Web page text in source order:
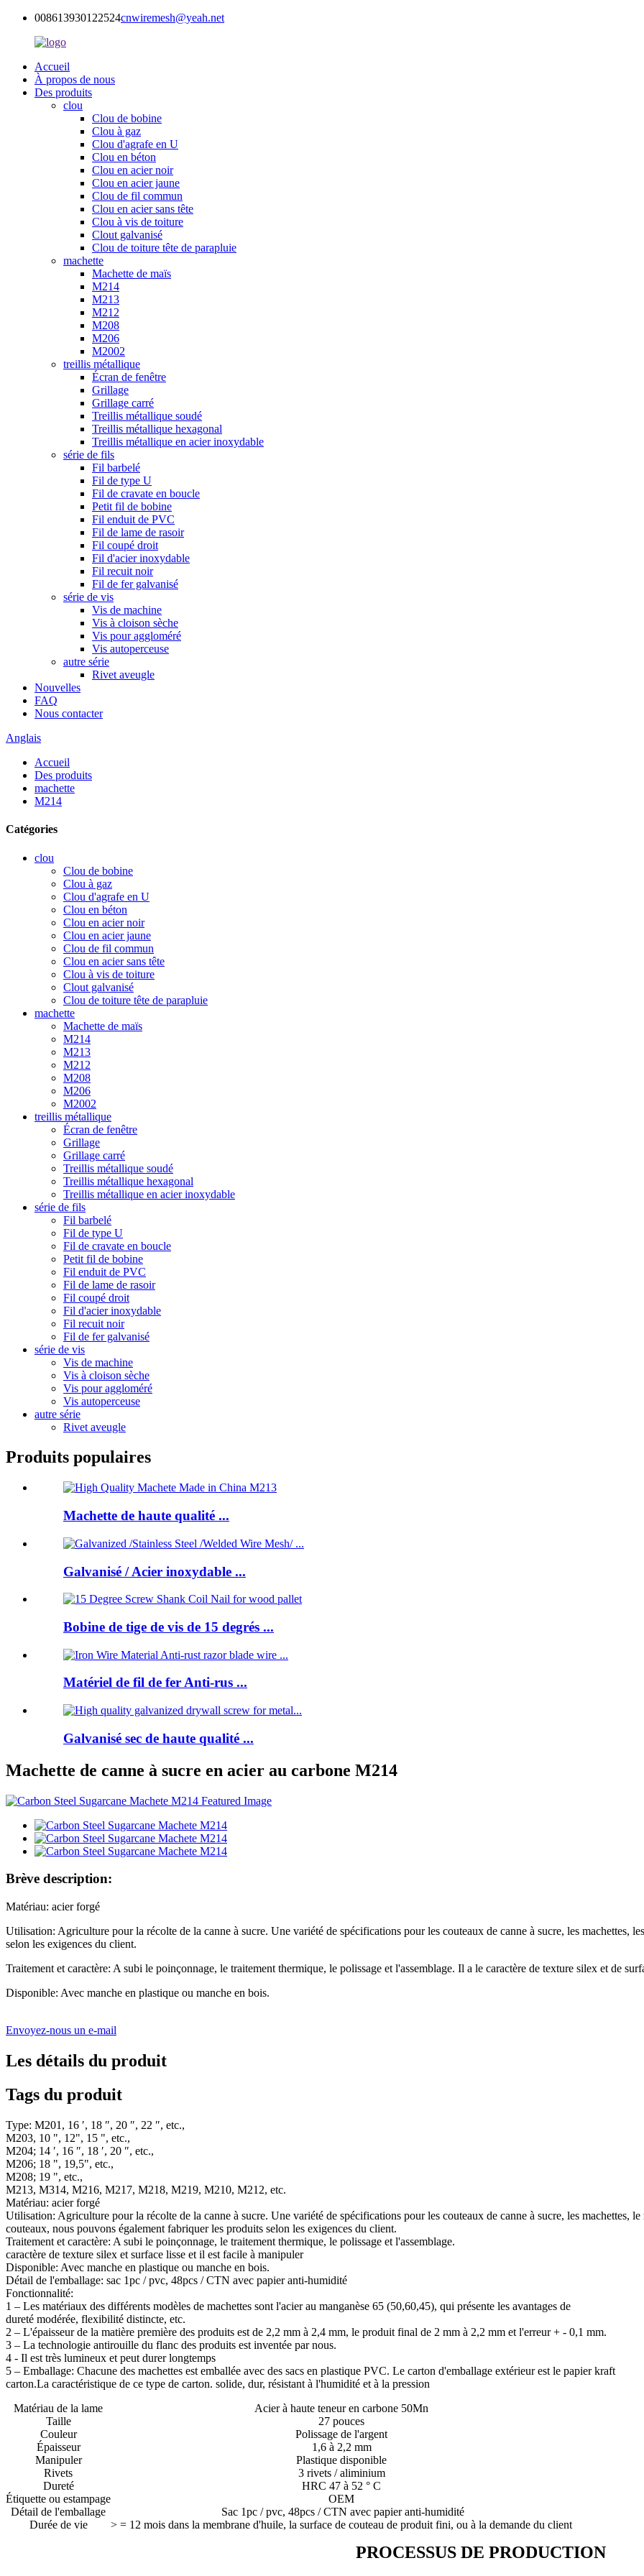
008613930122524cnwiremesh@yeah.net
Accueil
À propos de nous
Des produits
clou
Clou de bobine
Clou à gaz
Clou d'agrafe en U
Clou en béton
Clou en acier noir
Clou en acier jaune
Clou de fil commun
Clou en acier sans tête
Clou à vis de toiture
Clout galvanisé
Clou de toiture tête de parapluie
machette
Machette de maïs
M214
M213
M212
M208
M206
M2002
treillis métallique
Écran de fenêtre
Grillage
Grillage carré
Treillis métallique soudé
Treillis métallique hexagonal
Treillis métallique en acier inoxydable
série de fils
Fil barbelé
Fil de type U
Fil de cravate en boucle
Petit fil de bobine
Fil enduit de PVC
Fil de lame de rasoir
Fil coupé droit
Fil d'acier inoxydable
Fil recuit noir
Fil de fer galvanisé
série de vis
Vis de machine
Vis à cloison sèche
Vis pour aggloméré
Vis autoperceuse
autre série
Rivet aveugle
Nouvelles
FAQ
Nous contacter
Anglais
Accueil
Des produits
machette
M214
Catégories
clou
Clou de bobine
Clou à gaz
Clou d'agrafe en U
Clou en béton
Clou en acier noir
Clou en acier jaune
Clou de fil commun
Clou en acier sans tête
Clou à vis de toiture
Clout galvanisé
Clou de toiture tête de parapluie
machette
Machette de maïs
M214
M213
M212
M208
M206
M2002
treillis métallique
Écran de fenêtre
Grillage
Grillage carré
Treillis métallique soudé
Treillis métallique hexagonal
Treillis métallique en acier inoxydable
série de fils
Fil barbelé
Fil de type U
Fil de cravate en boucle
Petit fil de bobine
Fil enduit de PVC
Fil de lame de rasoir
Fil coupé droit
Fil d'acier inoxydable
Fil recuit noir
Fil de fer galvanisé
série de vis
Vis de machine
Vis à cloison sèche
Vis pour aggloméré
Vis autoperceuse
autre série
Rivet aveugle
Produits populaires
Machette de haute qualité ...
Galvanisé / Acier inoxydable ...
Bobine de tige de vis de 15 degrés ...
Matériel de fil de fer Anti-rus ...
Galvanisé sec de haute qualité ...
Machette de canne à sucre en acier au carbone M214
Brève description:
Matériau: acier forgé
Utilisation: Agriculture pour la récolte de la canne à sucre. Une variété de spécifications pour les couteaux de canne à sucre, les machettes,
selon les exigences du client.
Traitement et caractère: A subi le poinçonnage, le traitement thermique, le polissage et l'assemblage. Il a le caractère de texture silex et de
Disponible: Avec manche en plastique ou manche en bois.
Envoyez-nous un e-mail
Les détails du produit
Tags du produit
Type: M201, 16 ′, 18 ″, 20 ″, 22 ″, etc.,
M203, 10 ", 12", 15 ", etc.,
M204; 14 ′, 16 ″, 18 ′, 20 ″, etc.,
M206; 18 ", 19,5", etc.,
M208; 19 ", etc.,
M213, M314, M216, M217, M218, M219, M210, M212, etc.
Matériau: acier forgé
Utilisation: Agriculture pour la récolte de la canne à sucre. Une variété de spécifications pour les couteaux de canne à sucre, les machettes, le
couteaux, nous pouvons également fabriquer les produits selon les exigences du client.
Traitement et caractère: A subi le poinçonnage, le traitement thermique, le polissage et l'assemblage.
caractère de texture silex et surface lisse et il est facile à manipuler
Disponible: Avec manche en plastique ou manche en bois.
Détail de l'emballage: sac 1pc / pvc, 48pcs / CTN avec papier anti-humidité
Fonctionnalité:
1 – Les matériaux des différents modèles de machettes sont l'acier au manganèse 65 (50,60,45), qui présente les avantages de
dureté modérée, flexibilité distincte, etc.
2 – L'épaisseur de la matière première des produits est de 2,2 mm à 2,4 mm, le produit final de 2 mm à 2,2 mm et l'erreur + - 0,1 mm.
3 – La technologie antirouille du flanc des produits est inventée par nous.
4 - Il est très lumineux et peut durer longtemps
5 – Emballage: Chacune des machettes est emballée avec des sacs en plastique PVC. Le carton d'emballage extérieur est le papier kraft
carton.La caractéristique de ce type de carton. solide, dur, résistant à l'humidité et à la pression
Matériau de la lame
Acier à haute teneur en carbone 50Mn
Taille
27 pouces
Couleur
Polissage de l'argent
Épaisseur
1,6 à 2,2 mm
Manipuler
Plastique disponible
Rivets
3 rivets / aliminium
Dureté
HRC 47 à 52 ° C
Étiquette ou estampage
OEM
Détail de l'emballage
Sac 1pc / pvc, 48pcs / CTN avec papier anti-humidité
Durée de vie
> = 12 mois dans la membrane d'huile, la surface de couteau de produit fini, ou à la demande du client
PROCESSUS DE PRODUCTION